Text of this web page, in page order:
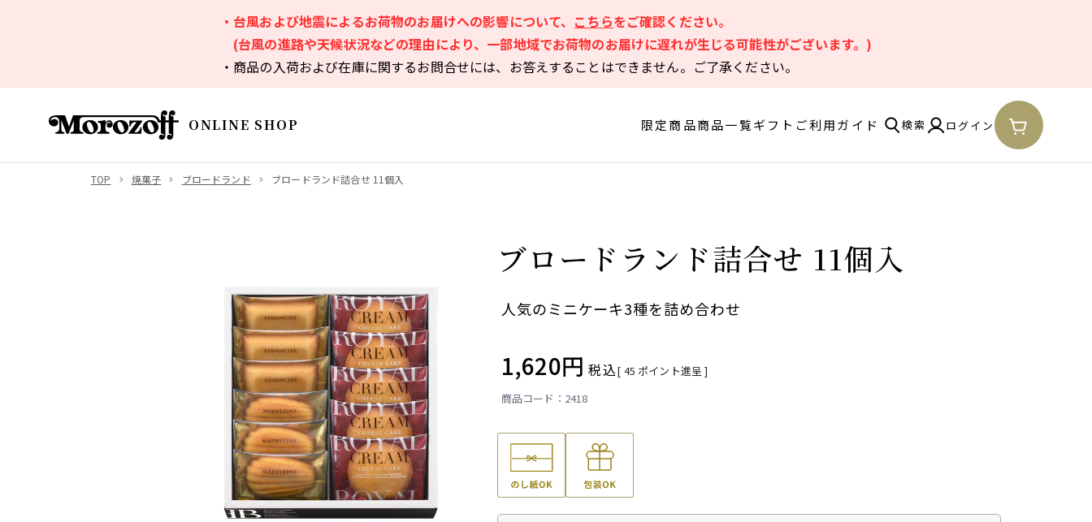
・台風および地震によるお荷物のお届けへの影響について、 こちらをご確認ください。
(台風の進路や天候状況などの理由により、一部地域でお荷物のお届けに遅れが生じる可能性がございます。)
・商品の入荷および在庫に関するお問合せには、お答えすることはできません。ご了承ください。
ONLINE SHOP 限定商品商品一覧ギフト ご利用ガイド 検索 ログイン
TOP 焼菓子 ブロードランド ブロードランド詰合せ 11個入
ブロードランド詰合せ 11個入
人気のミニケーキ3種を詰め合わせ
1,620 税込[ 45 ポイント進呈 ]
2418